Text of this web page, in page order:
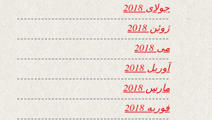
جولای 2018
ژوئن 2018
می 2018
آوریل 2018
مارس 2018
فوریه 2018